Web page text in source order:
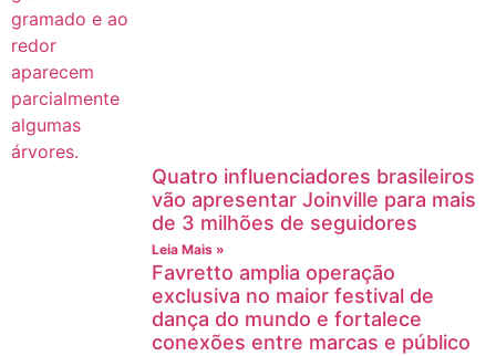
Quatro influenciadores brasileiros
vão apresentar Joinville para mais
de 3 milhões de seguidores
Leia Mais »
Favretto amplia operação
exclusiva no maior festival de
dança do mundo e fortalece
conexões entre marcas e público